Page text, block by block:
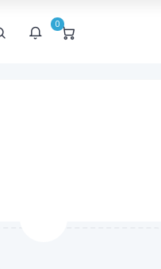
0